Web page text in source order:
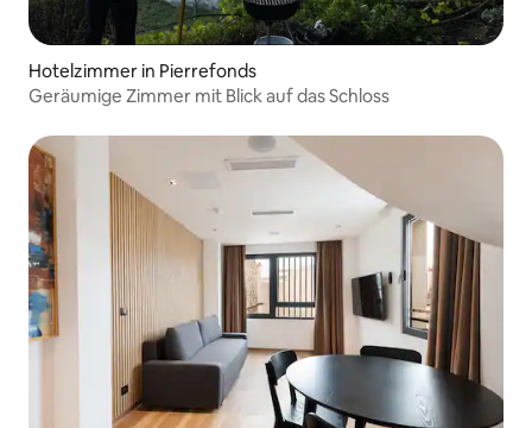
Hotelzimmer in Pierrefonds
Geräumige Zimmer mit Blick auf das Schloss